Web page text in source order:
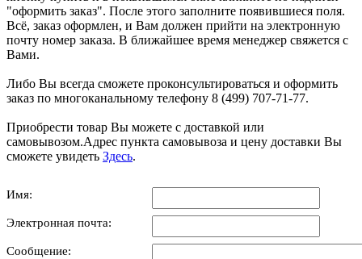
"оформить заказ". После этого заполните появившиеся поля.
Всё, заказ оформлен, и Вам должен прийти на электронную
почту номер заказа. В ближайшее время менеджер свяжется с
Вами.
Либо Вы всегда сможете проконсультироваться и оформить
заказ по многоканальному телефону 8 (499) 707-71-77.
Приобрести товар Вы можете с доставкой или
самовывозом.Адрес пункта самовывоза и цену доставки Вы
сможете увидеть Здесь.
Имя:
Электронная почта:
Сообщение: